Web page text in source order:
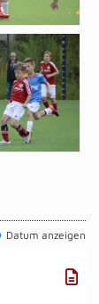
Datum anzeigen